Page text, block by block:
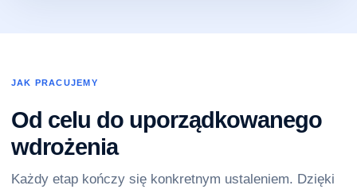
JAK PRACUJEMY
Od celu do uporządkowanego
wdrożenia
Każdy etap kończy się konkretnym ustaleniem. Dzięki